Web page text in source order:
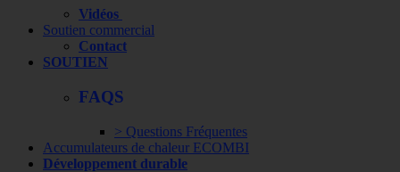
Vidéos
Soutien commercial
Contact
SOUTIEN
FAQS
> Questions Fréquentes
Accumulateurs de chaleur ECOMBI
Développement durable